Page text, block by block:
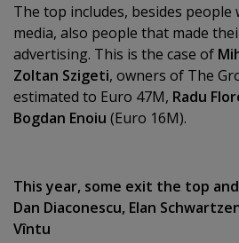
The top includes, besides people
media, also people that made
advertising. This is the case of
Zoltan Szigeti, owners of The
estimated to Euro 47M, Radu
Bogdan Enoiu (Euro 16M).
This year, some exit the top
Dan Diaconescu, Elan
Vîntu